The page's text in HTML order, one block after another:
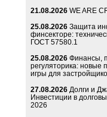
21.08.2026 WE ARE
25.08.2026 Защита
финсекторе:
ГОСТ 57580.1
25.08.2026 Финансы,
регуляторика: новые
игры для
27.08.2026 Долги и
Инвестиции в
2026